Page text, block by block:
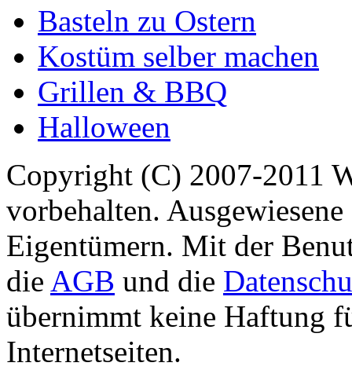
Basteln zu Ostern
Kostüm selber machen
Grillen & BBQ
Halloween
Copyright (C) 2007-2011
vorbehalten.
Eigentümern. Mit der
die AGB und die
übernimmt keine Haftung
Internetseiten.